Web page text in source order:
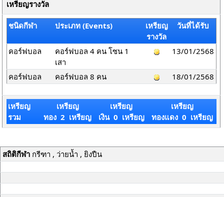
เหรียญรางวัล
ชนิดกีฬา ประเภท (Events)
เหรียญ
รางวัล
วันที่ได้รับ
คอร์ฟบอล
คอร์ฟบอล 4 คน โซน 1
เสา
13/01/2568
คอร์ฟบอล คอร์ฟบอล 8 คน 18/01/2568
เหรียญ
รวม
เหรียญ
ทอง 2 เหรียญ
เหรียญ
เงิน 0 เหรียญ
เหรียญ
ทองแดง 0 เหรียญ
สถิติกีฬากรีฑา , ว่ายน้ำ , ยิงปืน